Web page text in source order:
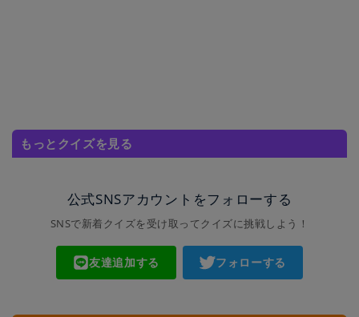
もっとクイズを見る
公式SNSアカウントをフォローする
SNSで新着クイズを受け取ってクイズに挑戦しよう！
友達追加する フォローする